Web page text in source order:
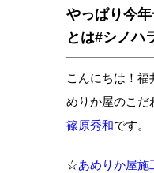
やっぱり今
とは#シノハ
こんにちは！
めりか屋のこだ
篠原秀和です。
☆あめりか屋施